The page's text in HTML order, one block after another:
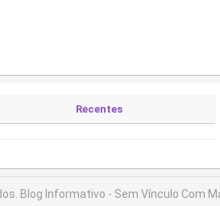
Recentes
Blog Informativo - Sem Vínculo Com